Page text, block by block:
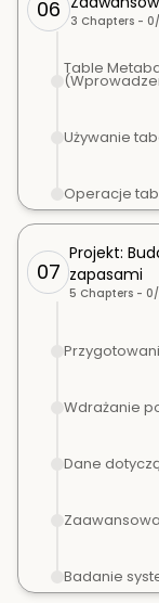
06 3 Chapters - 0/
Table
Używanie
Operacje
07
Projekt:
zapasami
5 Chapters - 0/
Wdrażanie
Dane
Badanie